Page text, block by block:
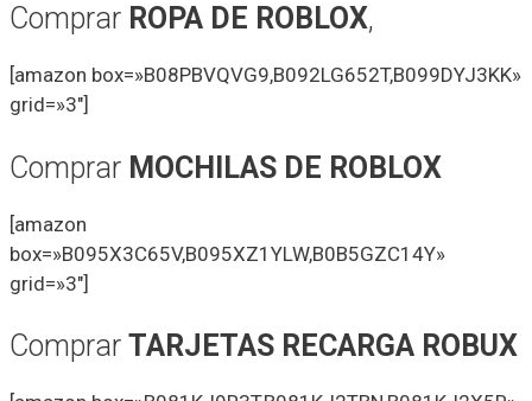
Comprar ROPA DE ROBLOX,
[amazon box=»B08PBVQVG9,B092LG652T,B099DYJ3KK»
grid=»3″]
Comprar MOCHILAS DE ROBLOX
[amazon
box=»B095X3C65V,B095XZ1YLW,B0B5GZC14Y»
grid=»3″]
Comprar TARJETAS RECARGA ROBUX